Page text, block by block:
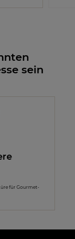
sein
für Gourmet-